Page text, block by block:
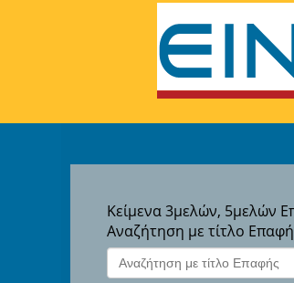
Κείμενα 3μελών, 5μελών
Αναζήτηση με τίτλο